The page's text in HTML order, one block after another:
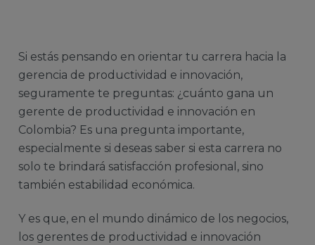
Si estás pensando en orientar tu carrera hacia la
gerencia de productividad e innovación,
seguramente te preguntas: ¿cuánto gana un
gerente de productividad e innovación en
Colombia? Es una pregunta importante,
especialmente si deseas saber si esta carrera no
solo te brindará satisfacción profesional, sino
también estabilidad económica.
Y es que, en el mundo dinámico de los negocios,
los gerentes de productividad e innovación